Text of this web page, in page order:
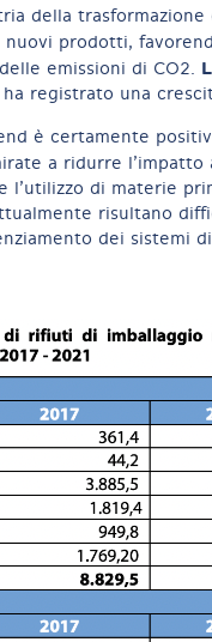
della
nuovi prodotti,
emissioni di CO2.
registrato una
è certamente
a ridurre
l’utilizzo di materie
risultano
dei sistemi